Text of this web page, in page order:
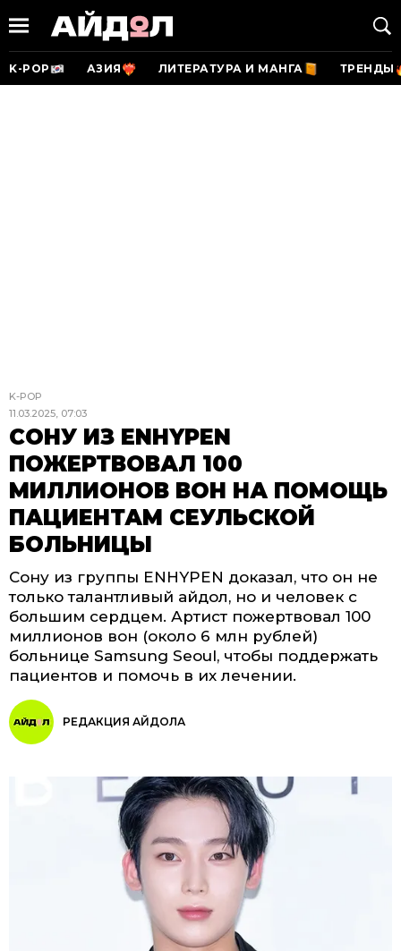
K-POP АЗИЯ ЛИТЕРАТУРА И МАНГА ТРЕНДЫ
K-POP
11.03.2025, 07:03
СОНУ ИЗ ENHYPEN
ПОЖЕРТВОВАЛ 100
МИЛЛИОНОВ ВОН НА ПОМОЩЬ
ПАЦИЕНТАМ СЕУЛЬСКОЙ
БОЛЬНИЦЫ
Сону из группы ENHYPEN доказал, что он не
только талантливый айдол, но и человек с
большим сердцем. Артист пожертвовал 100
миллионов вон (около 6 млн рублей)
больнице Samsung Seoul, чтобы поддержать
пациентов и помочь в их лечении.
РЕДАКЦИЯ АЙДОЛА